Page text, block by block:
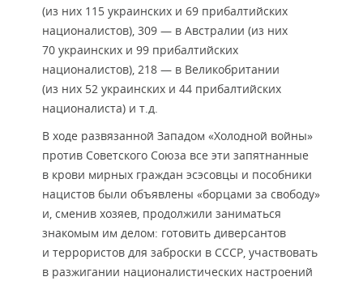
(из них 115 украинских и 69 прибалтийских
националистов), 309 — в Австралии (из них
70 украинских и 99 прибалтийских
националистов), 218 — в Великобритании
(из них 52 украинских и 44 прибалтийских
националиста) и т.д.
В ходе развязанной Западом «Холодной войны»
против Советского Союза все эти запятнанные
в крови мирных граждан эсэсовцы и пособники
нацистов были объявлены «борцами за свободу»
и, сменив хозяев, продолжили заниматься
знакомым им делом: готовить диверсантов
и террористов для заброски в СССР, участвовать
в разжигании националистических настроений